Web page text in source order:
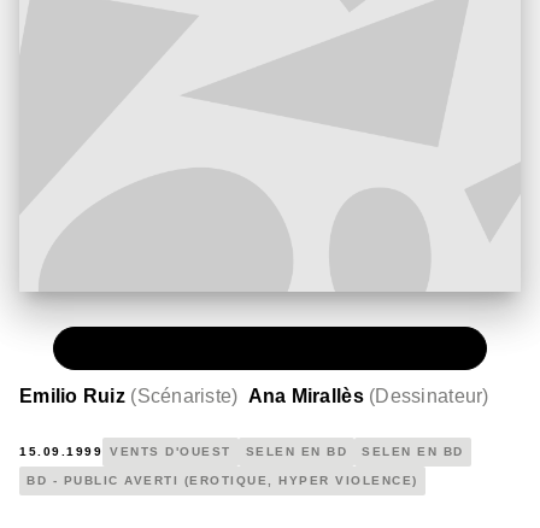
Emilio Ruiz (Scénariste) Ana Mirallès (Dessinateur)
15.09.1999 VENTS D'OUEST SELEN EN BD SELEN EN BD
BD - PUBLIC AVERTI (EROTIQUE, HYPER VIOLENCE)